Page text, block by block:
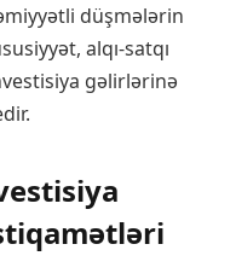
düşmələrin
alqı-satqı
gəlirlərinə